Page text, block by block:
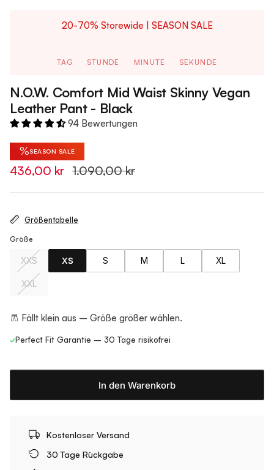
20-70% Storewide | SEASON SALE
TAG STUNDE MINUTE SEKUNDE
N.O.W. Comfort Mid Waist Skinny Vegan
Leather Pant - Black
94 Bewertungen
%SEASON SALE
436,00 kr 1.090,00 kr
Größentabelle
Größe
XXS XS S M L XL
XXL
Fällt klein aus – Größe größer wählen.
✓Perfect Fit Garantie – 30 Tage risikofrei
In den Warenkorb
Kostenloser Versand
30 Tage Rückgabe